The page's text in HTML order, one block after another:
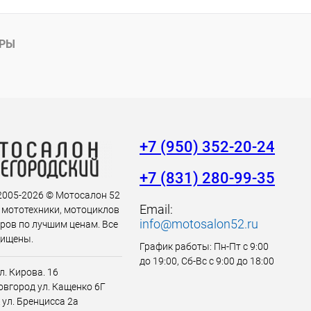
2026 © Мотосалон 52
мотоциклов
по лучшим ценам. Все
Кирова. 16
ул. Кащенко 6Г
Бренцисса 2а
+7 (950) 352-20-24
+7 (831) 280-99-35
Email:
info@motosalon52.ru
График работы: Пн-Пт с 9:00
до 19:00, Сб-Вс с 9:00 до 18:00